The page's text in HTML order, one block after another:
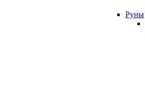
Руны